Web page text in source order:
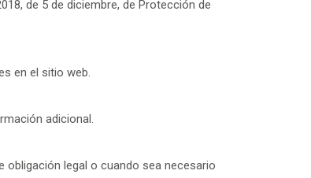
de 5 de diciembre, de Protección de
en el sitio web.
adicional.
legal o cuando sea necesario